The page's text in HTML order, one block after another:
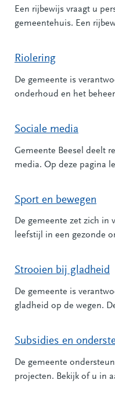
Een rijbewijs vraagt u
gemeentehuis. Een
Riolering
De gemeente is
onderhoud en het
Sociale media
Gemeente Beesel deelt
media. Op deze pagina
Sport en bewegen
De gemeente zet zich in
leefstijl in een gezonde
Strooien bij gladheid
De gemeente is
gladheid op de wegen.
Subsidies en
De gemeente
projecten. Bekijk of u in